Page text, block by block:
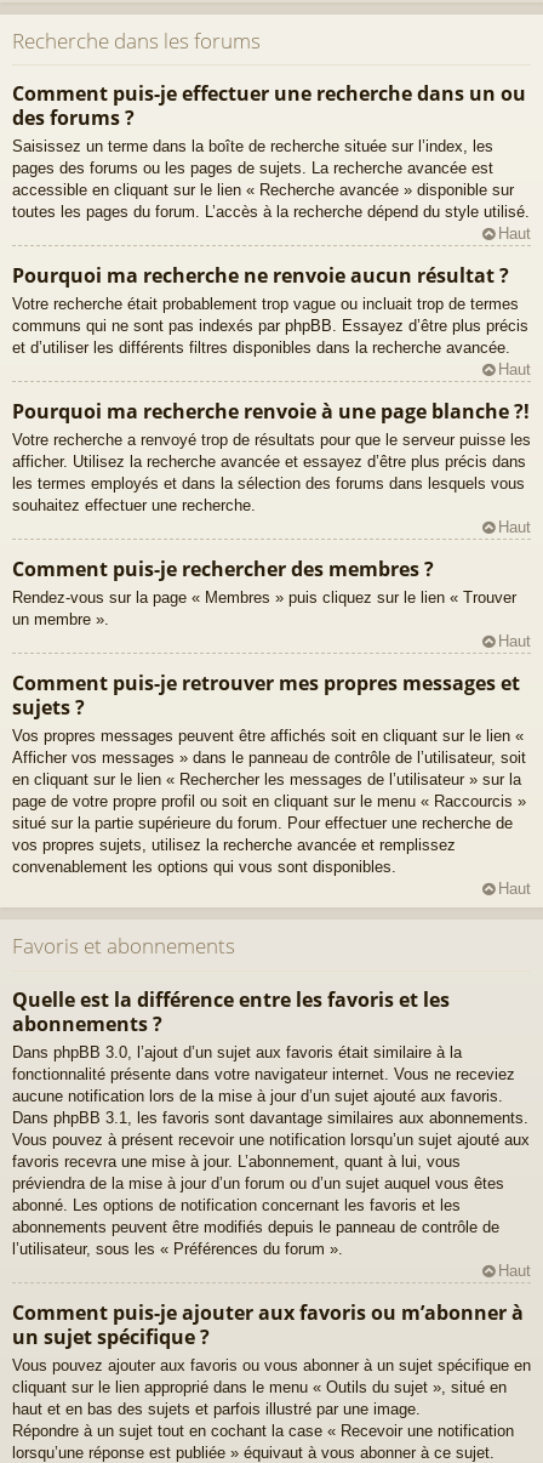
Recherche dans les forums
Comment puis-je effectuer une recherche dans un ou
des forums ?
Saisissez un terme dans la boîte de recherche située sur l’index, les
pages des forums ou les pages de sujets. La recherche avancée est
accessible en cliquant sur le lien « Recherche avancée » disponible sur
toutes les pages du forum. L’accès à la recherche dépend du style utilisé.
Haut
Pourquoi ma recherche ne renvoie aucun résultat ?
Votre recherche était probablement trop vague ou incluait trop de termes
communs qui ne sont pas indexés par phpBB. Essayez d’être plus précis
et d’utiliser les différents filtres disponibles dans la recherche avancée.
Haut
Pourquoi ma recherche renvoie à une page blanche ?!
Votre recherche a renvoyé trop de résultats pour que le serveur puisse les
afficher. Utilisez la recherche avancée et essayez d’être plus précis dans
les termes employés et dans la sélection des forums dans lesquels vous
souhaitez effectuer une recherche.
Haut
Comment puis-je rechercher des membres ?
Rendez-vous sur la page « Membres » puis cliquez sur le lien « Trouver
un membre ».
Haut
Comment puis-je retrouver mes propres messages et
sujets ?
Vos propres messages peuvent être affichés soit en cliquant sur le lien «
Afficher vos messages » dans le panneau de contrôle de l’utilisateur, soit
en cliquant sur le lien « Rechercher les messages de l’utilisateur » sur la
page de votre propre profil ou soit en cliquant sur le menu « Raccourcis »
situé sur la partie supérieure du forum. Pour effectuer une recherche de
vos propres sujets, utilisez la recherche avancée et remplissez
convenablement les options qui vous sont disponibles.
Haut
Favoris et abonnements
Quelle est la différence entre les favoris et les
abonnements ?
Dans phpBB 3.0, l’ajout d’un sujet aux favoris était similaire à la
fonctionnalité présente dans votre navigateur internet. Vous ne receviez
aucune notification lors de la mise à jour d’un sujet ajouté aux favoris.
Dans phpBB 3.1, les favoris sont davantage similaires aux abonnements.
Vous pouvez à présent recevoir une notification lorsqu’un sujet ajouté aux
favoris recevra une mise à jour. L’abonnement, quant à lui, vous
préviendra de la mise à jour d’un forum ou d’un sujet auquel vous êtes
abonné. Les options de notification concernant les favoris et les
abonnements peuvent être modifiés depuis le panneau de contrôle de
l’utilisateur, sous les « Préférences du forum ».
Haut
Comment puis-je ajouter aux favoris ou m’abonner à
un sujet spécifique ?
Vous pouvez ajouter aux favoris ou vous abonner à un sujet spécifique en
cliquant sur le lien approprié dans le menu « Outils du sujet », situé en
haut et en bas des sujets et parfois illustré par une image.
Répondre à un sujet tout en cochant la case « Recevoir une notification
lorsqu’une réponse est publiée » équivaut à vous abonner à ce sujet.